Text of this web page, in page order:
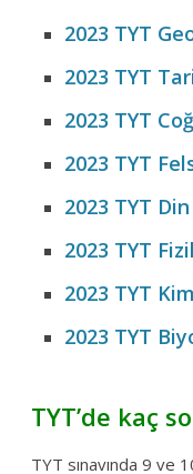
2023 TYT
2023 TYT
2023 TYT
2023 TYT
2023 TYT
2023 TYT
2023 TYT
2023 TYT
TYT’de kaç
TYT sınavında 9 ve